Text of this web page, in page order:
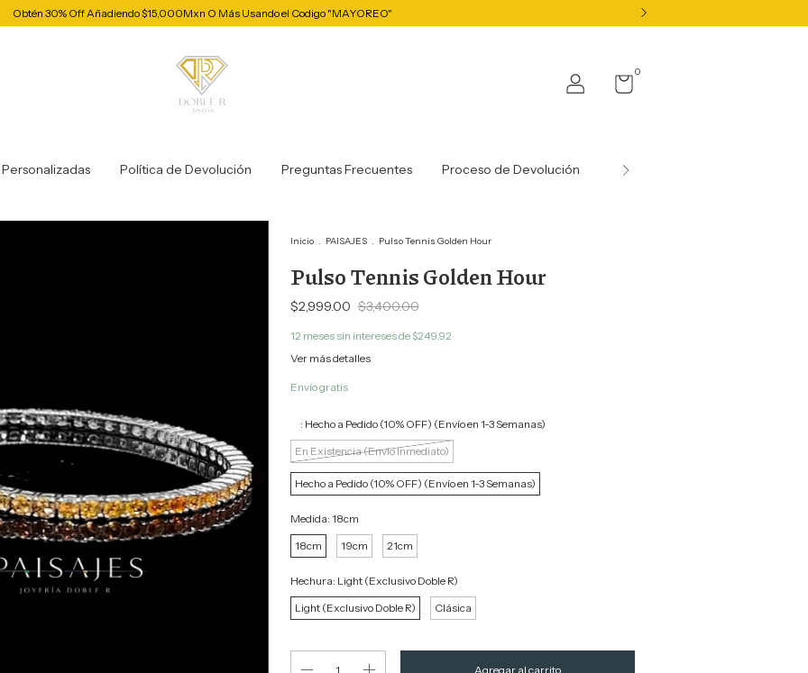
Obtén 30% Off Añadiendo $15,000Mxn O Más Usando el Codigo "MAYOREO"
0
Política de Devolución Preguntas Frecuentes Proceso de Devolución Nuestras Gemas y Certificados
Inicio . PAISAJES . Pulso Tennis Golden Hour
Pulso Tennis Golden Hour
$2,999.00 $3,400.00
12 meses sin intereses de $249.92
Ver más detalles
Envío gratis
ﾠ: Hecho a Pedido (10% OFF) (Envío en 1-3 Semanas)
En Existencia (Envío Inmediato)
Hecho a Pedido (10% OFF) (Envío en 1-3 Semanas)
Medida: 18cm
18cm
19cm 21cm
Hechura: Light (Exclusivo Doble R)
Light (Exclusivo Doble R)
Clásica